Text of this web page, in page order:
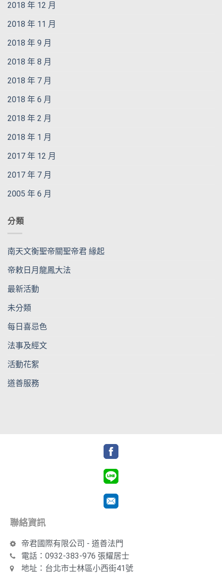
2018 年 12 月
2018 年 11 月
2018 年 9 月
2018 年 8 月
2018 年 7 月
2018 年 6 月
2018 年 2 月
2018 年 1 月
2017 年 12 月
2017 年 7 月
2005 年 6 月
分類
南天文衡聖帝關聖帝君 緣起
帝敕日月龍鳳大法
最新活動
未分類
每日喜忌色
法事及經文
活動花絮
道善服務
聯絡資訊
帝君國際有限公司 - 道善法門
電話：0932-383-976 張耀居士
地址：台北市士林區小西街41號